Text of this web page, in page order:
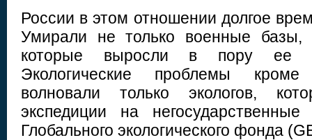
России в этом отношении долгое
Умирали не только военные
которые выросли в пору ее
Экологические проблемы
волновали только экологов,
экспедиции на
Глобального экологического фонда